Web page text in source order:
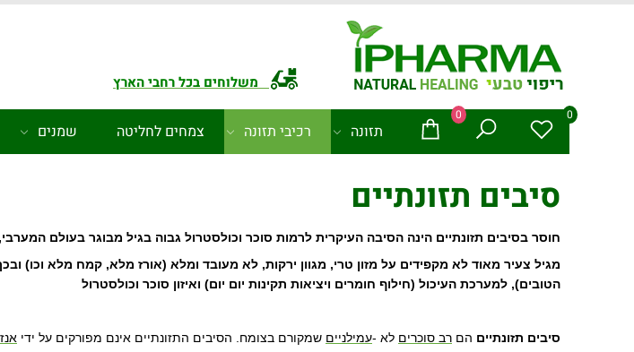
משלוחים בכל רחבי הארץ
0
0
תזונה רכיבי תזונה צמחים לחליטה שמנים
סיבים תזונתיים
חוסר בסיבים תזונתיים הינה הסיבה העיקרית לרמות סוכר וכולסטרול גבוה בגיל מבוגר בעולם
מגיל צעיר מאוד לא מקפידים על מזון טרי, מגוון ירקות, לא מעובד ומלא (אורז מלא, קמח מלא וכו)
הטובים), למערכת העיכול (חילוף חומרים ויציאות תקינות יום יום) ואיזון סוכר וכולסטרול
סיבים תזונתיים הם רב סוכרים לא -עמילניים שמקורם בצומח. הסיבים התזונתיים אינם מפורקים על ידי